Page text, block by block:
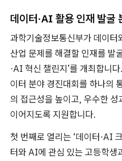
데이터·AI 활용 인재 발굴
과학기술정보통신부가 데이터
산업 문제를 해결할 인재를 발
·AI 혁신 챌린지’를 개최합니
이터 분야 경진대회를 하나의
의 접근성을 높이고, 우수한
이어지도록 지원합니다.
첫 번째로 열리는 ‘데이터·AI
터와 AI에 관심 있는 고등학